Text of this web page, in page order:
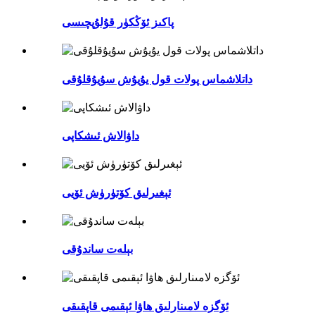
پاكىز ئۆڭكۈر قۇلۇپچىسى
داتلاشماس پولات قول يۇيۇش سۇيۇقلۇقى
داۋالاش ئىشكاپى
ئېغىرلىق كۆتۈرۈش ئۆيى
بېلەت ساندۇقى
ئۆگزە لامىنارلىق ھاۋا ئېقىمى قاپقىقى